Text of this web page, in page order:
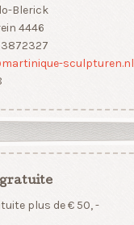
Blerick
4446
3872327
sculpturen.nl
plus de € 50, -